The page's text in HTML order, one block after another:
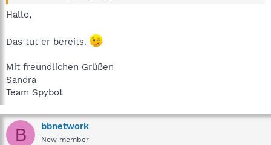
Hallo,
Das tut er bereits.
Mit freundlichen Grüßen
Sandra
Team Spybot
B bbnetwork
New member